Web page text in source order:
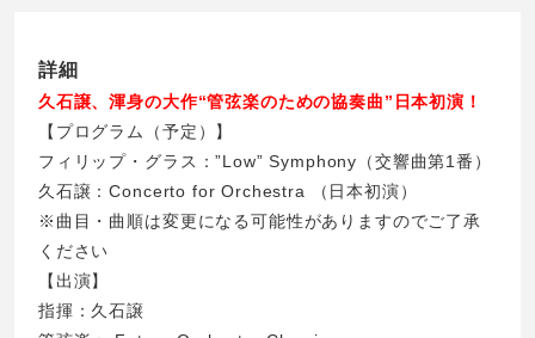
詳細
久石譲、渾身の大作“管弦楽のための協奏曲”日本初演！
【プログラム（予定）】
フィリップ・グラス：”Low” Symphony（交響曲第1番）
久石譲：Concerto for Orchestra （日本初演）
※曲目・曲順は変更になる可能性がありますのでご了承
ください
【出演】
指揮：久石譲